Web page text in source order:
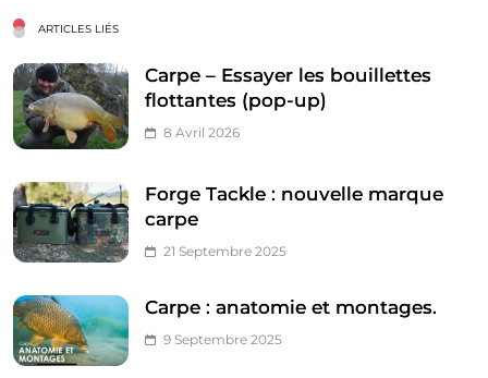
ARTICLES LIÉS
Carpe – Essayer les bouillettes
flottantes (pop-up)
8 Avril 2026
Forge Tackle : nouvelle marque
carpe
21 Septembre 2025
Carpe : anatomie et montages.
9 Septembre 2025